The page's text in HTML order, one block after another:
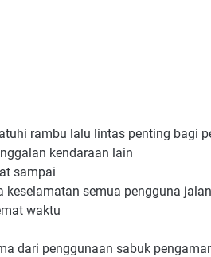
rambu lalu lintas penting bagi
kendaraan lain
sampai
keselamatan semua pengguna jalan
waktu
dari penggunaan sabuk